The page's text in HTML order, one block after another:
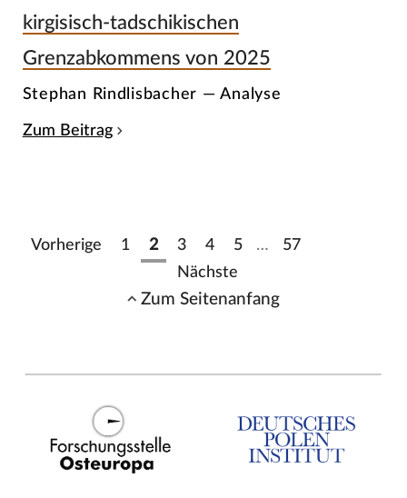
kirgisisch-tadschikischen
Grenzabkommens von 2025
Stephan Rindlisbacher — Analyse
Zum Beitrag
Vorherige 1 2 3 4 5 …
57
Nächste
Zum Seitenanfang